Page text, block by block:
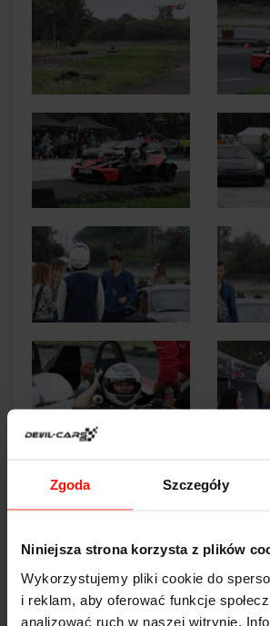
Zgoda Szczegóły
Niniejsza strona korzysta z plików
Wykorzystujemy pliki cookie do
i reklam, aby oferować funkcje
analizować ruch w naszej witrynie.